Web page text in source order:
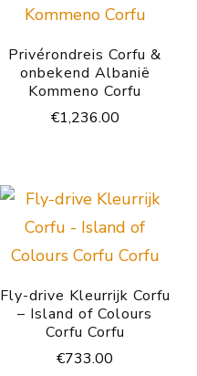
Privérondreis Corfu &
onbekend Albanië
Kommeno Corfu
€1,236.00
Fly-drive Kleurrijk Corfu
– Island of Colours
Corfu Corfu
€733.00